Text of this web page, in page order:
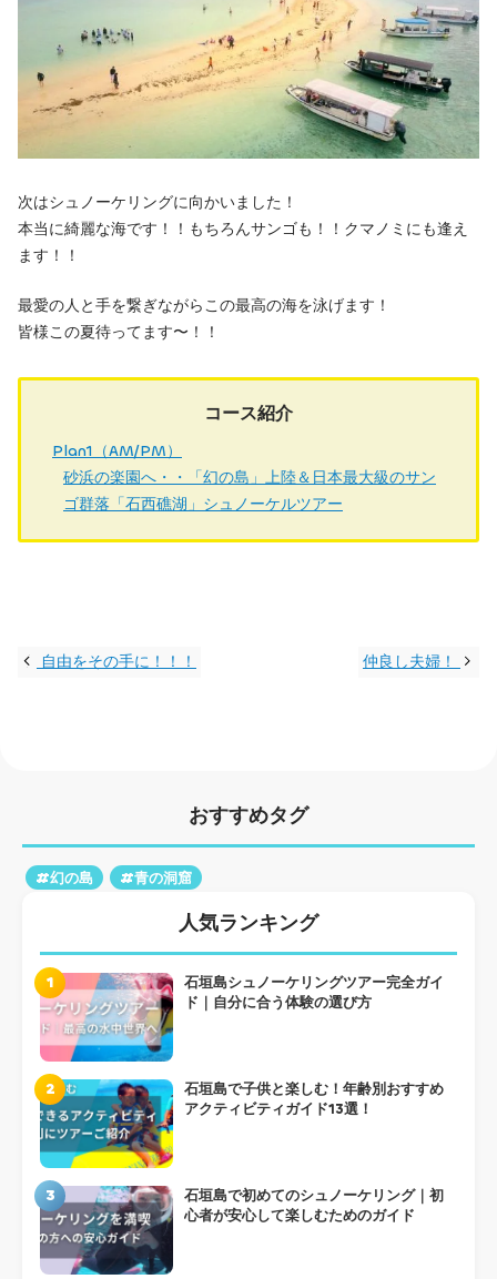
次はシュノーケリングに向かいました！
本当に綺麗な海です！！もちろんサンゴも！！クマノミにも逢え
ます！！
最愛の人と手を繋ぎながらこの最高の海を泳げます！
皆様この夏待ってます〜！！
コース紹介
Plan1（AM/PM）
砂浜の楽園へ・・「幻の島」上陸＆日本最大級のサン
ゴ群落「石西礁湖」シュノーケルツアー
自由をその手に！！！ 仲良し夫婦！
おすすめタグ
#幻の島 #青の洞窟
人気ランキング
1
石垣島シュノーケリングツアー完全ガイ
ド｜自分に合う体験の選び方
2
石垣島で子供と楽しむ！年齢別おすすめ
アクティビティガイド13選！
3
石垣島で初めてのシュノーケリング｜初
心者が安心して楽しむためのガイド